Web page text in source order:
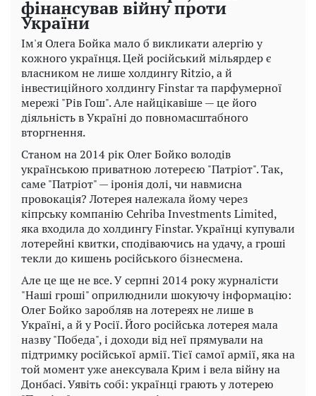
фінансував війну проти
України
Ім'я Олега Бойка мало б викликати алергію у
кожного українця. Цей російський мільярдер є
власником не лише холдингу Ritzio, а й
інвестиційного холдингу Finstar та парфумерної
мережі "Рів Гош". Але найцікавіше — це його
діяльність в Україні до повномасштабного
вторгнення.
Станом на 2014 рік Олег Бойко володів
українською приватною лотереєю "Патріот". Так,
саме "Патріот" — іронія долі, чи навмисна
провокація? Лотерея належала йому через
кіпрську компанію Cehriba Investments Limited,
яка входила до холдингу Finstar. Українці купували
лотерейні квитки, сподіваючись на удачу, а гроші
текли до кишень російського бізнесмена.
Але це ще не все. У серпні 2014 року журналісти
"Наші гроші" оприлюднили шокуючу інформацію:
Олег Бойко заробляв на лотереях не лише в
Україні, а й у Росії. Його російська лотерея мала
назву "Победа", і доходи від неї прямували на
підтримку російської армії. Тієї самої армії, яка на
той момент уже анексувала Крим і вела війну на
Донбасі. Уявіть собі: українці грають у лотерею